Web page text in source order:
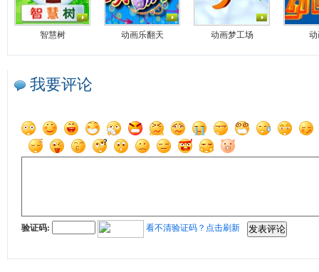
智慧树 动画乐翻天 动画梦工场 动
我要评论
验证码: 看不清验证码？点击刷新